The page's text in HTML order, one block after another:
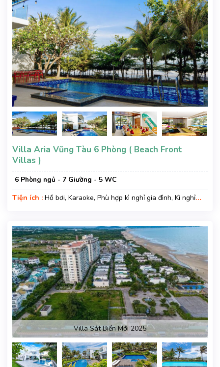
Villa Aria Vũng Tàu 6 Phòng ( Beach Front
Villas )
6 Phòng ngủ - 7 Giường - 5 WC
Tiện ích : Hồ bơi, Karaoke, Phù hợp kì nghỉ gia đình, Kì nghỉ
Villa Sát Biển Mới 2025